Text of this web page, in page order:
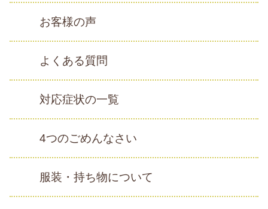
お客様の声
よくある質問
対応症状の一覧
4つのごめんなさい
服装・持ち物について